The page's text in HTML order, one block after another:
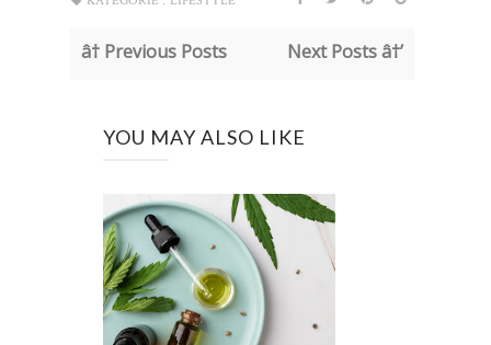
â† Previous Posts Next Posts â†’
YOU MAY ALSO LIKE